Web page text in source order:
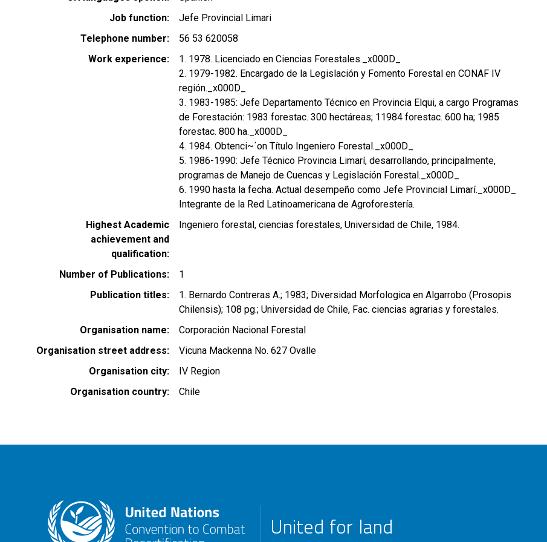
Job function
Jefe Provincial Limari
Telephone number
56 53 620058
Work experience
1. 1978. Licenciado en Ciencias Forestales._x000D_
2. 1979-1982. Encargado de la Legislación y Fomento Forestal en CONAF IV
región._x000D_
3. 1983-1985: Jefe Departamento Técnico en Provincia Elqui, a cargo Programas
de Forestación: 1983 forestac. 300 hectáreas; 11984 forestac. 600 ha; 1985
forestac. 800 ha._x000D_
4. 1984. Obtenci~´on Título Ingeniero Forestal._x000D_
5. 1986-1990: Jefe Técnico Provincia Limarí, desarrollando, principalmente,
programas de Manejo de Cuencas y Legislación Forestal._x000D_
6. 1990 hasta la fecha. Actual desempeño como Jefe Provincial Limarí._x000D_
Integrante de la Red Latinoamericana de Agroforestería.
Highest Academic
achievement and
qualification
Ingeniero forestal, ciencias forestales, Universidad de Chile, 1984.
Number of Publications
1
Publication titles
1. Bernardo Contreras A.; 1983; Diversidad Morfologica en Algarrobo (Prosopis
Chilensis); 108 pg.; Universidad de Chile, Fac. ciencias agrarias y forestales.
Organisation name
Corporación Nacional Forestal
Organisation street address
Vicuna Mackenna No. 627 Ovalle
Organisation city
IV Region
Organisation country
Chile
United for land